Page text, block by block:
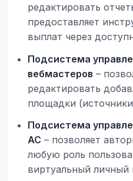
редактировать
предоставляет
выплат через
Подсистема
вебмастеров –
редактировать
площадки
Подсистема
АС – позволяет
любую роль
виртуальный личный